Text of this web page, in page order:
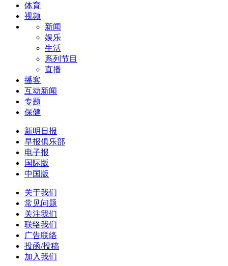
体育
视频
新闻
娱乐
生活
系列节目
直播
播客
互动新闻
专题
保健
新明日报
早报俱乐部
电子报
国际版
中国版
关于我们
常见问题
关注我们
联络我们
广告联络
投函/投稿
加入我们